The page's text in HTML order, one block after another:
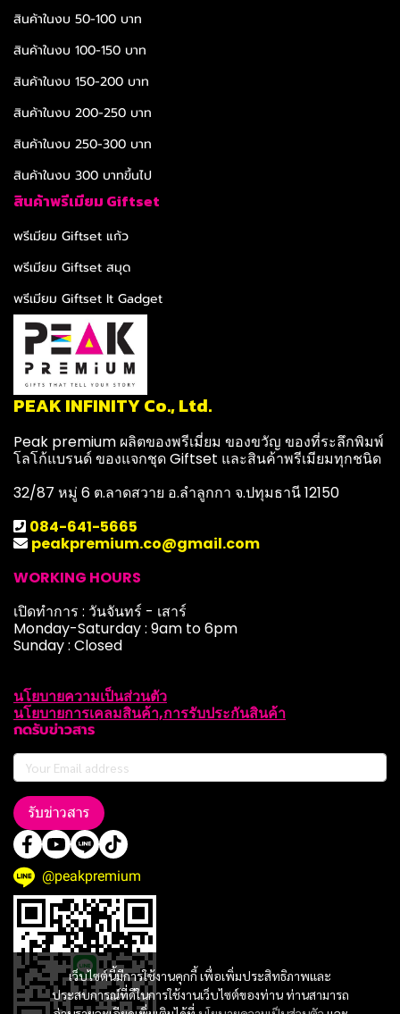
เว็บไซต์นี้มีการใช้งานคุกกี้ เพื่อเพิ่มประสิทธิภาพและ
ประสบการณ์ที่ดีในการใช้งานเว็บไซต์ของท่าน ท่านสามารถ
สินค้าในงบ 50-100 บาท
สินค้าในงบ 100-150 บาท
สินค้าในงบ 150-200 บาท
สินค้าในงบ 200-250 บาท
สินค้าในงบ 250-300 บาท
สินค้าในงบ 300 บาทขึ้นไป
สินค้าพรีเมียม Giftset
พรีเมียม Giftset แก้ว
พรีเมียม Giftset สมุด
พรีเมียม Giftset It Gadget
PEAK INFINITY Co., Ltd.
Peak premium ผลิตของพรีเมี่ยม ของขวัญ ของที่ระลึกพิมพ์
โลโก้แบรนด์ ของแจกชุด Giftset และสินค้าพรีเมียมทุกชนิด
32/87 หมู่ 6 ต.ลาดสวาย อ.ลำลูกกา จ.ปทุมธานี 12150
084-641-5665
peakpremium.co@gmail.com
WORKING HOURS
เปิดทำการ : วันจันทร์ - เสาร์
Monday-Saturday : 9am to 6pm
Sunday : Closed
นโยบายความเป็นส่วนตัว
นโยบายการเคลมสินค้า,การรับประกันสินค้า
กดรับข่าวสาร
รับข่าวสาร
@peakpremium